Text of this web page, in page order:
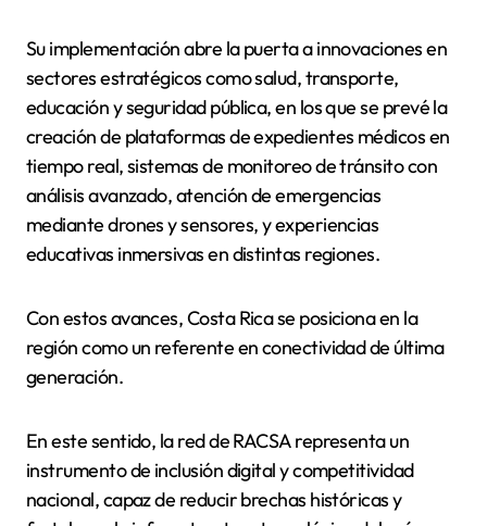
Su implementación abre la puerta a innovaciones en
sectores estratégicos como salud, transporte,
educación y seguridad pública, en los que se prevé la
creación de plataformas de expedientes médicos en
tiempo real, sistemas de monitoreo de tránsito con
análisis avanzado, atención de emergencias
mediante drones y sensores, y experiencias
educativas inmersivas en distintas regiones.
Con estos avances, Costa Rica se posiciona en la
región como un referente en conectividad de última
generación.
En este sentido, la red de RACSA representa un
instrumento de inclusión digital y competitividad
nacional, capaz de reducir brechas históricas y